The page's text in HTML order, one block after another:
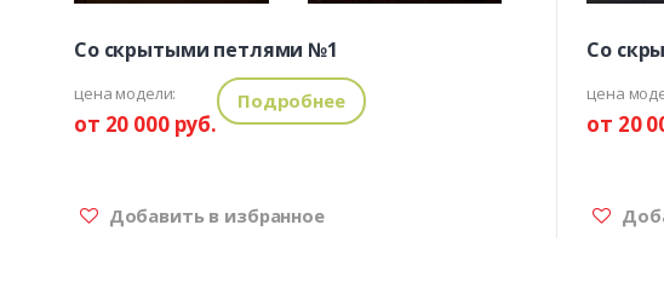
Со скрытыми петлями №1
цена модели:
от 20 000 руб.
Подробнее
Добавить в избранное
Со
цена
от 20